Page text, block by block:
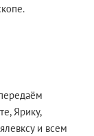
Ярику,
и всем